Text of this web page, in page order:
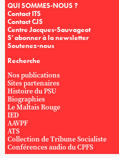
QUI SOMMES-NOUS ?
Contact ITS
Contact CJS
Centre Jacques-Sauvageot
S’abonner à la newsletter
Soutenez-nous
Recherche
Nos publications
Sites partenaires
Histoire du PSU
Biographies
Le Maltais Rouge
IED
AAVPF
ATS
Collection de Tribune Socialiste
Conférences audio du CPFS